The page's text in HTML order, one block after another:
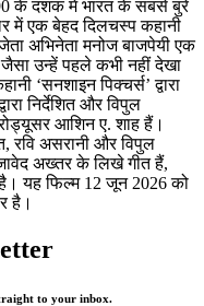
के दशक में भारत के सबसे बुरे
में एक बेहद दिलचस्प कहानी
अभिनेता मनोज बाजपेयी एक
उन्हें पहले कभी नहीं देखा
‘सनशाइन पिक्चर्स’ द्वारा
निर्देशित और विपुल
आशिन ए. शाह हैं।
रवि असरानी और विपुल
अख्तर के लिखे गीत हैं,
यह फिल्म 12 जून 2026 को
है।
to your inbox.